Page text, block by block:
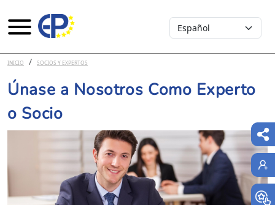
Pasar al contenido principal
Select your language
INICIO SOCIOS Y EXPERTOS
Únase a Nosotros Como Experto
o Socio